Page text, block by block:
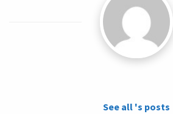
See all 's posts